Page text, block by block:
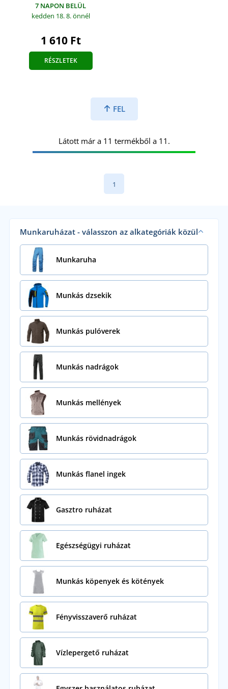
7 NAPON BELÜL
kedden 18. 8.önnél
1 610 Ft
RÉSZLETEK
FEL
Látott már a 11 termékből a 11.
1
Munkaruházat - válasszon az alkategóriák közül
Munkaruha
Munkás dzsekik
Munkás pulóverek
Munkás nadrágok
Munkás mellények
Munkás rövidnadrágok
Munkás flanel ingek
Gasztro ruházat
Egészségügyi ruházat
Munkás köpenyek és kötények
Fényvisszaverő ruházat
Vízlepergető ruházat